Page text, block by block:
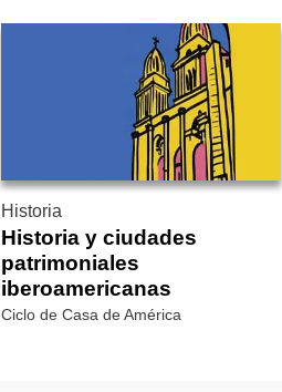
Historia
Historia y ciudades
patrimoniales
iberoamericanas
Ciclo de Casa de América